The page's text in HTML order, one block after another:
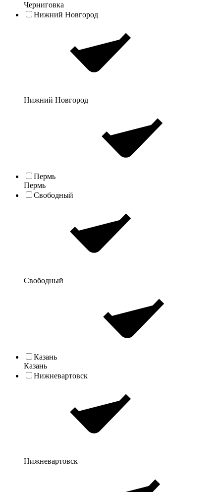
Черниговка
Нижний Новгород
Нижний Новгород
Пермь
Пермь
Свободный
Свободный
Казань
Казань
Нижневартовск
Нижневартовск